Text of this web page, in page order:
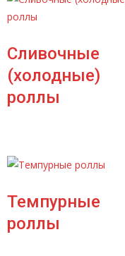
Сливочные
(холодные)
роллы
Темпурные
роллы